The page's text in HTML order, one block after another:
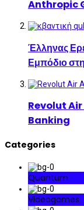
Anthropic
Έλληνας
Εμπόδιο
Revolut
Banking
Categories
Quantum
Videogames